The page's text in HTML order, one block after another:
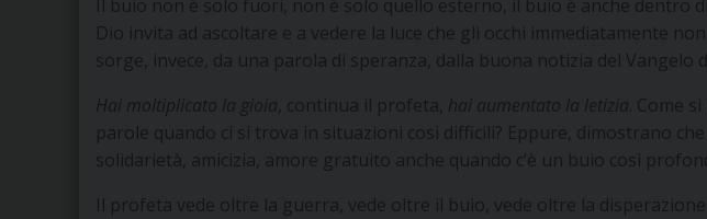
Il buio non è solo fuori, non è solo quello esterno, il buio è anche dentro di
Dio invita ad ascoltare e a vedere la luce che gli occhi immediatamente non
sorge, invece, da una parola di speranza, dalla buona notizia del Vangelo
Hai moltiplicato la gioia
parole quando ci si trova in situazioni così difficili? Eppure, dimostrano che
solidarietà, amicizia, amore gratuito anche quando c’è un buio così
Il profeta vede oltre la guerra, vede oltre il buio, vede oltre la disperazione